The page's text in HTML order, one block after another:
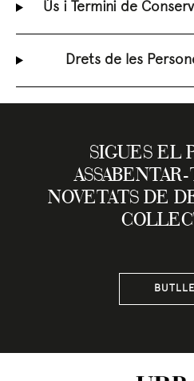
Ús i Termini de
Drets de les
SIGUES EL
NOVETATS DE